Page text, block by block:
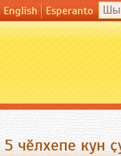
English Esperanto
чӗлхепе кун